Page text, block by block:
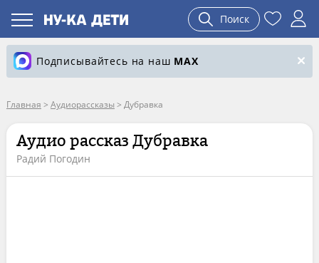
Поиск
Подписывайтесь на наш MAX
Главная > Аудиорассказы > Дубравка
Аудио рассказ Дубравка
Радий Погодин